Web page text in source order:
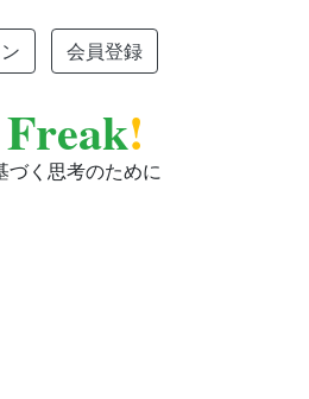
会員登録
!
づく思考のために